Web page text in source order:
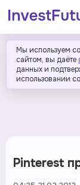
Мы используем
сайтом, вы даёте
данных и
использовании
Pinterest